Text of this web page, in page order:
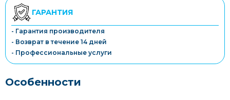
ГАРАНТИЯ
- Гарантия производителя
- Возврат в течение 14 дней
- Профессиональные услуги
Особенности